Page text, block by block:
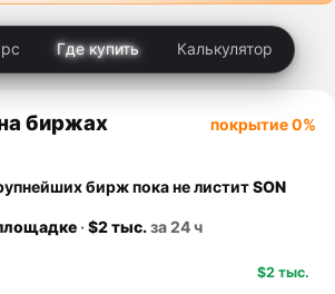
Где купить Калькулятор
биржах покрытие 0%
бирж пока не листитSON
·$2 тыс.за 24 ч
$2 тыс.